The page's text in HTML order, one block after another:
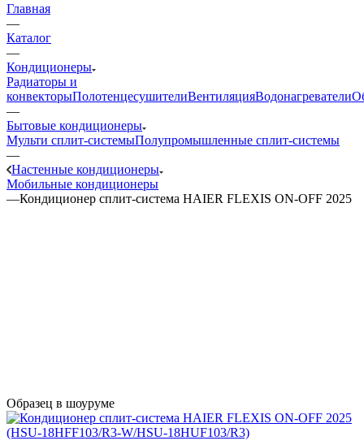
Главная
—
Каталог
—
Кондиционеры
Радиаторы и
конвекторыПолотенцесушителиВентиляцияВодонагреватели
—
Бытовые кондиционеры
Мульти сплит-системыПолупромышленные сплит-системы
—
Настенные кондиционеры
Мобильные кондиционеры
—Кондиционер сплит-система HAIER FLEXIS ON-OFF 2025
Образец в шоуруме